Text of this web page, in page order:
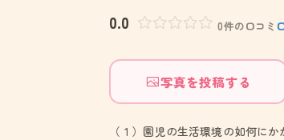
0.0 0件の口コミ
写真を投稿する
（１）園児の生活環境の如何に